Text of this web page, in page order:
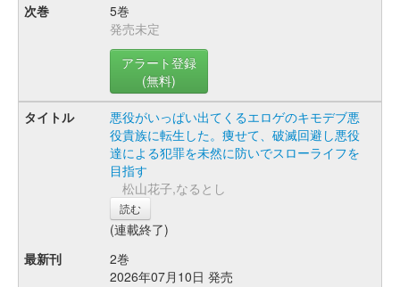
5巻
発売未定
アラート登録
(無料)
悪役がいっぱい出てくるエロゲのキモデブ悪
役貴族に転生した。痩せて、破滅回避し悪役
達による犯罪を未然に防いでスローライフを
目指す
松山花子,なるとし
読む
(連載終了)
2巻
2026年07月10日 発売